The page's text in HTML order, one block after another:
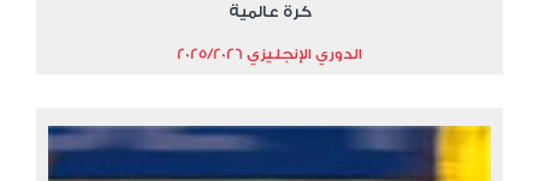
كرة عالمية
الدوري الإنجليزي 2025/2026